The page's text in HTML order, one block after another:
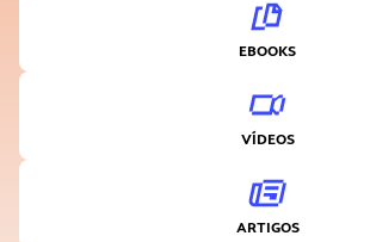
EBOOKS
VÍDEOS
ARTIGOS